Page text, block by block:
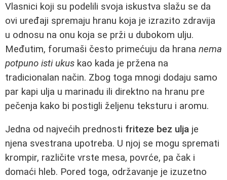
Vlasnici koji su podelili svoja iskustva slažu se da
ovi uređaji spremaju hranu koja je izrazito zdravija
u odnosu na onu koja se prži u dubokom ulju.
Međutim, forumaši često primećuju da hrana nema
potpuno isti ukus kao kada je pržena na
tradicionalan način. Zbog toga mnogi dodaju samo
par kapi ulja u marinadu ili direktno na hranu pre
pečenja kako bi postigli željenu teksturu i aromu.
Jedna od najvećih prednosti friteze bez ulja je
njena svestrana upotreba. U njoj se mogu spremati
krompir, različite vrste mesa, povrće, pa čak i
domaći hleb. Pored toga, održavanje je izuzetno